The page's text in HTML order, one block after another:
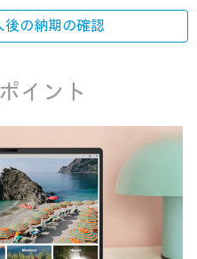
後の納期の確認
イント